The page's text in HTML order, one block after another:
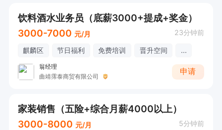
饮料酒水业务员（底薪3000+提成+奖金）
3000-7000 元/月 23分钟前
麒麟区 节日福利 免费培训 晋升空间 ...
翁经理
曲靖霈泰商贸有限公司
申请
家装销售（五险+综合月薪4000以上）
3000-8000 元/月 5分钟前